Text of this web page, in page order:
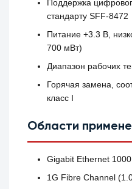
Поддержка
стандарту SFF‑8472
Питание +3.3 В,
700 мВт)
Диапазон рабочих
Горячая замена,
класс I
Области
Gigabit Ethernet
1G Fibre Channel